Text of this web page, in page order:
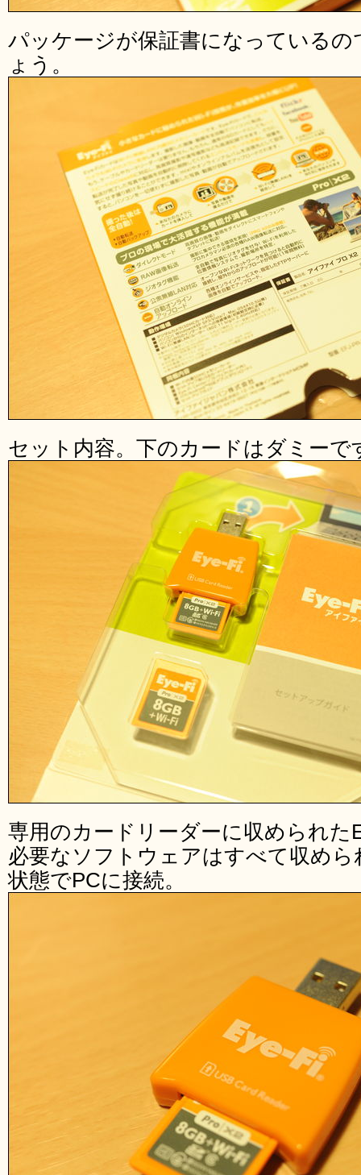
パッケージが保証書になっている
ょう。
セット内容。下のカードはダミーで
専用のカードリーダーに収められた
必要なソフトウェアはすべて収め
状態でPCに接続。